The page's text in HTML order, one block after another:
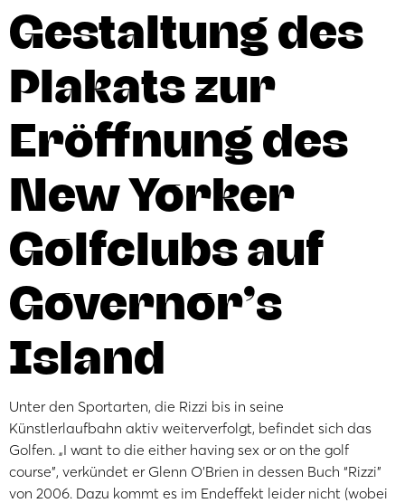
Gestaltung des
Plakats zur
Eröffnung des
New Yorker
Golfclubs auf
Governor’s
Island
Unter den Sportarten, die Rizzi bis in seine
Künstlerlaufbahn aktiv weiterverfolgt, befindet sich das
Golfen. „I want to die either having sex or on the golf
course”, verkündet er Glenn O’Brien in dessen Buch “Rizzi”
von 2006. Dazu kommt es im Endeffekt leider nicht (wobei